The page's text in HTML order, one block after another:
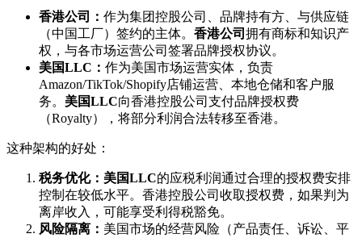
香港公司： 作为集团控股公司、品牌持有方、与供应链
（中国工厂）签约的主体。 香港公司 拥有商标和知识产
权，与各市场运营公司签署品牌授权协议。
美国LLC： 作为美国市场运营实体，负责
Amazon/TikTok/Shopify店铺运营、本地仓储和客户服
务。 美国LLC向香港控股公司支付品牌授权费
（Royalty），将部分利润合法转移至香港。
这种架构的好处：
税务优化： 美国LLC的应税利润通过合理的授权费安排
控制在较低水平。香港控股公司收取授权费，如果判为
离岸收入，可能享受利得税豁免。
风险隔离： 美国市场的经营风险（产品责任、诉讼、平